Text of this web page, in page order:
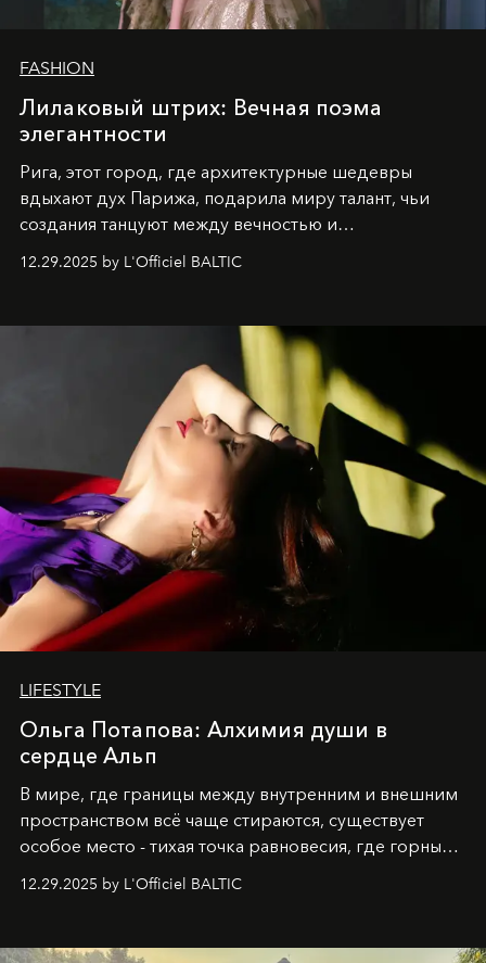
FASHION
Лилаковый штрих: Вечная поэма
элегантности
Рига, этот город, где архитектурные шедевры
вдыхают дух Парижа, подарила миру талант, чьи
создания танцуют между вечностью и
современностью.
12.29.2025 by L'Officiel BALTIC
LIFESTYLE
Ольга Потапова: Алхимия души в
сердце Альп
В мире, где границы между внутренним и внешним
пространством всё чаще стираются, существует
особое место - тихая точка равновесия, где горные
вершины Швейцарии встречаются с бездонными
глубинами человеческой души. Здесь, на стыке
Ольга Потапова - женщина, чей путь от поиска
12.29.2025 by L'Officiel BALTIC